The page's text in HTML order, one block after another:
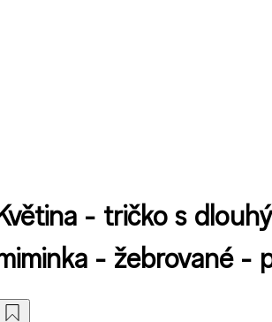
- tričko s
- žebrované -